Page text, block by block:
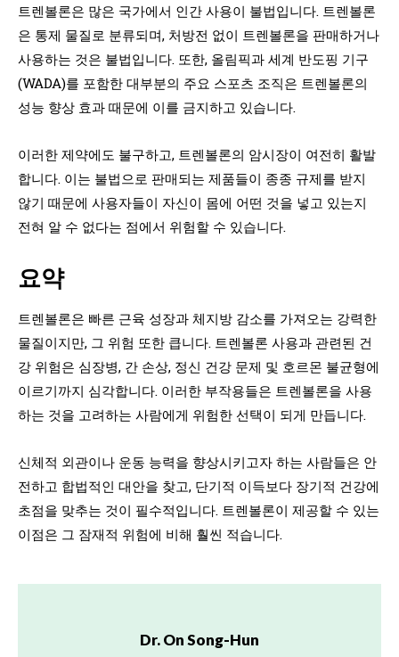
트렌볼론은 많은 국가에서 인간 사용이 불법입니다. 트렌볼론
은 통제 물질로 분류되며, 처방전 없이 트렌볼론을 판매하거나
사용하는 것은 불법입니다. 또한, 올림픽과 세계 반도핑 기구
(WADA)를 포함한 대부분의 주요 스포츠 조직은 트렌볼론의
성능 향상 효과 때문에 이를 금지하고 있습니다.
이러한 제약에도 불구하고, 트렌볼론의 암시장이 여전히 활발
합니다. 이는 불법으로 판매되는 제품들이 종종 규제를 받지
않기 때문에 사용자들이 자신이 몸에 어떤 것을 넣고 있는지
전혀 알 수 없다는 점에서 위험할 수 있습니다.
요약
트렌볼론은 빠른 근육 성장과 체지방 감소를 가져오는 강력한
물질이지만, 그 위험 또한 큽니다. 트렌볼론 사용과 관련된 건
강 위험은 심장병, 간 손상, 정신 건강 문제 및 호르몬 불균형에
이르기까지 심각합니다. 이러한 부작용들은 트렌볼론을 사용
하는 것을 고려하는 사람에게 위험한 선택이 되게 만듭니다.
신체적 외관이나 운동 능력을 향상시키고자 하는 사람들은 안
전하고 합법적인 대안을 찾고, 단기적 이득보다 장기적 건강에
초점을 맞추는 것이 필수적입니다. 트렌볼론이 제공할 수 있는
이점은 그 잠재적 위험에 비해 훨씬 적습니다.
Dr. On Song-Hun